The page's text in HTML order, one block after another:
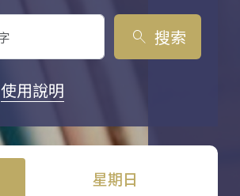
search 搜索
使用說明
星期日